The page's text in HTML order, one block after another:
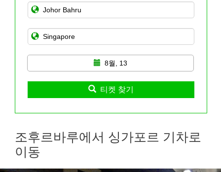
8월, 13
티켓 찾기
조후르바루에서 싱가포르 기차로
이동